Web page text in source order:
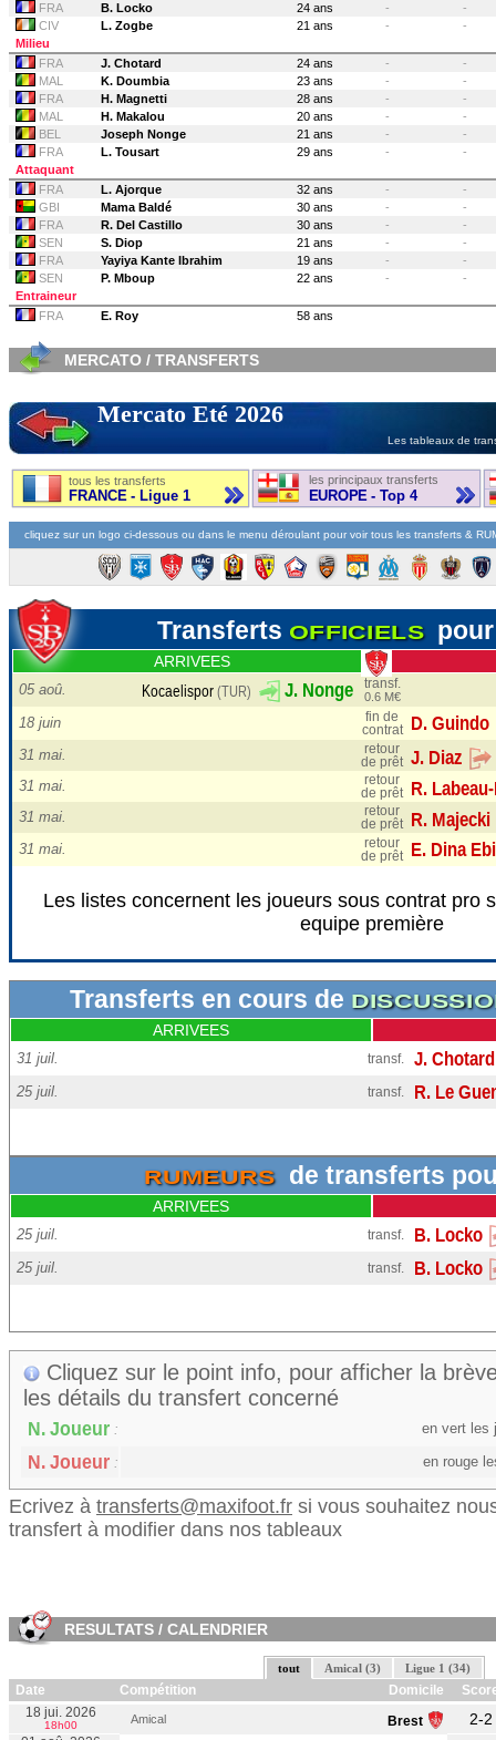
FRA
B. Locko 24 ans -
-
CIV
L. Zogbe 21 ans -
-
Milieu
FRA
J. Chotard 24 ans -
-
MAL
K. Doumbia 23 ans -
-
FRA
H. Magnetti 28 ans -
-
MAL
H. Makalou 20 ans -
-
BEL
Joseph Nonge 21 ans -
-
FRA
L. Tousart 29 ans -
-
Attaquant
FRA
L. Ajorque 32 ans -
-
GBI
Mama Baldé 30 ans -
-
FRA
R. Del Castillo 30 ans -
-
SEN
S. Diop 21 ans -
-
FRA
Yayiya Kante Ibrahim 19 ans -
-
SEN
P. Mboup 22 ans -
-
Entraineur
FRA
E. Roy 58 ans
MERCATO / TRANSFERTS
Mercato Eté 2026
Les tableaux de
tous les transferts
FRANCE - Ligue 1
les principaux transferts
EUROPE - Top 4
cliquez sur un logo ci-dessous ou dans le menu déroulant pour voir tous les transferts &
Transferts OFFICIELS
ARRIVEES
05 aoû.
Kocaelispor(TUR)
J. Nonge
transf.
0.6 M€
18 juin
fin de
contrat
31 mai.
retour
de prêt
31 mai.
retour
de prêt
31 mai.
retour
de prêt
31 mai.
retour
de prêt
Les listes concernent les joueurs sous contrat pro
equipe première
Transferts en cours de
ARRIVEES
31 juil. transf.
25 juil. transf.
RUMEURS de transferts
ARRIVEES
25 juil. transf.
25 juil. transf.
Cliquez sur le point info, pour afficher la
les détails du transfert concerné
: en vert les
: en rouge
Ecrivez à transferts@maxifoot.fr si vous souhaitez
transfert à modifier dans nos tableaux
RESULTATS / CALENDRIER
tout Amical (3) Ligue 1 (34)
Date Compétition Domicile
18 jui. 2026
18h00 Amical Brest 2-2